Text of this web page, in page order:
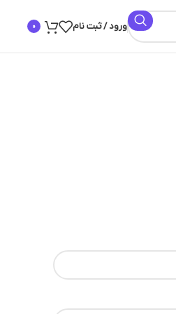
ورود / ثبت نام 0